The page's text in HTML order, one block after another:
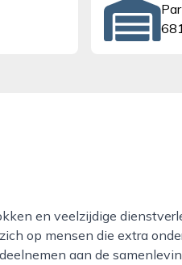
op mensen die extra
aan de